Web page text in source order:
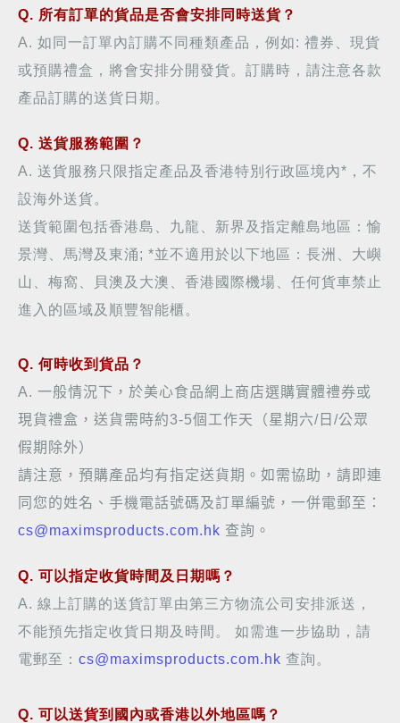
Q. 所有訂單的貨品是否會安排同時送貨？
A. 如同一訂單內訂購不同種類產品，例如: 禮券、現貨
或預購禮盒，將會安排分開發貨。訂購時，請注意各款
產品訂購的送貨日期。
Q. 送貨服務範圍？
A. 送貨服務只限指定產品及香港特別行政區境內*，不
設海外送貨。
送貨範圍包括香港島、九龍、新界及指定離島地區：愉
景灣、馬灣及東涌; *並不適用於以下地區：長洲、大嶼
山、梅窩、貝澳及大澳、香港國際機場、任何貨車禁止
進入的區域及順豐智能櫃。
Q. 何時收到貨品？
A. 一般情況下，於美心食品網上商店選購實體禮券或
現貨禮盒，送貨需時約3-5個工作天（星期六/ 日 /公眾
假期除外）
請注意，預購產品均有指定送貨期。如需協助，請即連
同您的姓名、手機電話號碼及訂單編號，一併電郵至：
cs@maximsproducts.com.hk 查詢。
Q. 可以指定收貨時間及日期嗎？
A. 線上訂購的送貨訂單由第三方物流公司安排派送，
不能預先指定收貨日期及時間。 如需進一步協助，請
電郵至： cs@maximsproducts.com.hk 查詢。
Q. 可以送貨到國內或香港以外地區嗎？